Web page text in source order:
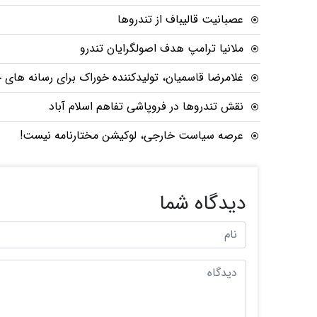
عصبانیت قالیباف از تندروها
ملانیا ترامپ هدف اصولگرایان تندرو
غلامرضا قاسمیان، تولیدکننده خوراک برای رسانه
نقش تندروها در فروپاشی تفاهم اسلام آباد
عرصه سیاست خارجی، لوکیشن مختارنامه نیست!
دیدگاه شما